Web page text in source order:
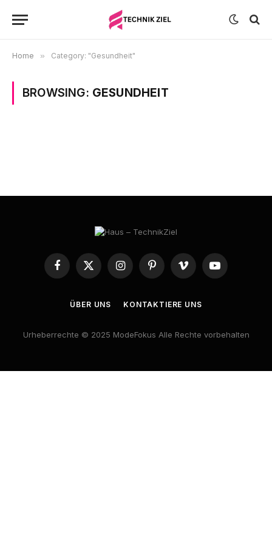
Home » Category: "Gesundheit"
BROWSING: GESUNDHEIT
Facebook
X
(Twitter)
InstagramPinterestVimeo YouTube
ÜBER UNS KONTAKTIERE UNS
Urheberrechte © 2025 ModeFokus Alle Rechte vorbehalten